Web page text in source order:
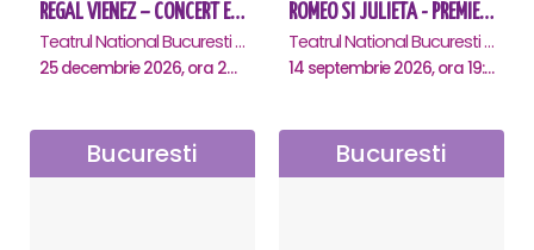
REGAL VIENEZ – CONCERT EXTRAORDINAR DE CRACIUN - Bucuresti
Teatrul National Bucuresti - Sala Ion Caramitru, Bucuresti
25 decembrie 2026, ora 20:00
ROMEO SI JULIETA - PREMIERA OFICIALA - Bucuresti
Teatrul National Bucuresti - Sala Ion Caramitru, Bucuresti
14 septembrie 2026, ora 19:00
Bucuresti Bucuresti